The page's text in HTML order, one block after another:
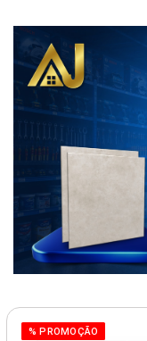
% PROMOÇÃO